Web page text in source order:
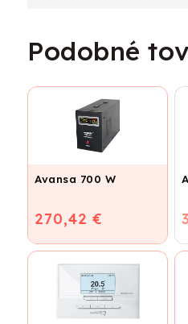
Podobné
Avansa 700 W
270,42 €